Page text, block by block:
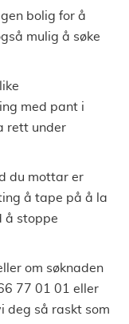
bolig for å
mulig å søke
med pant i
rett under
du mottar er
å tape på å la
å stoppe
om søknaden
77 01 01 eller
deg så raskt som